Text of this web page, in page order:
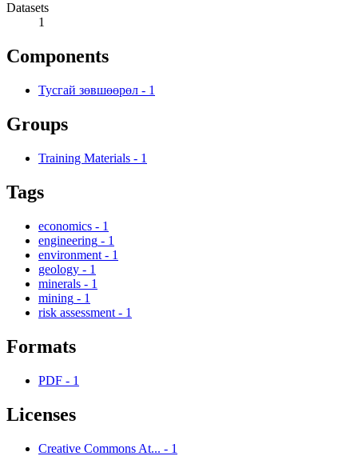
Datasets
1
Components
Тусгай зөвшөөрөл - 1
Groups
Training Materials - 1
Tags
economics - 1
engineering - 1
environment - 1
geology - 1
minerals - 1
mining - 1
risk assessment - 1
Formats
PDF - 1
Licenses
Creative Commons At... - 1